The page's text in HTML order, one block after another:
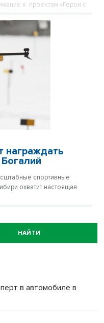
к проектам «Герои с
возможностями» и
в регионе.
награждать
спортивные
охватит настоящая
НАЙТИ
в автомобиле в